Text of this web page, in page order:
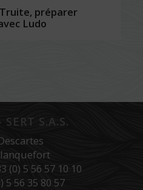
préparer
Ludo
SERT S.A.S.
(0) 5 56 57 10 10
5 56 35 80 57